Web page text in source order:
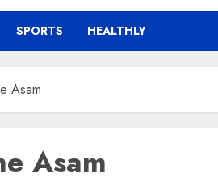
SPORTS HEALTHLY
Asam
Asam